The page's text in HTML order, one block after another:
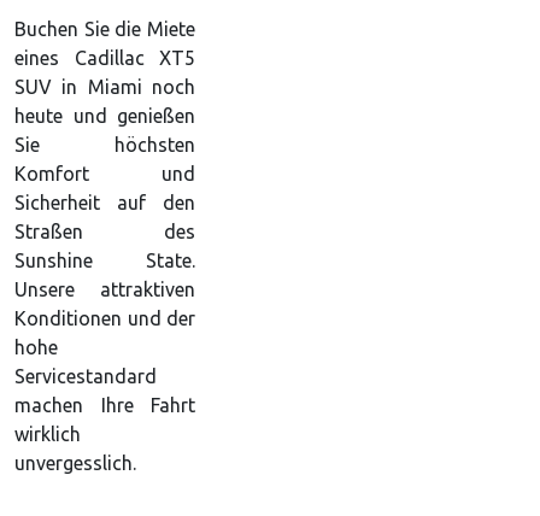
Buchen Sie die Miete
eines Cadillac XT5
SUV in Miami noch
heute und genießen
Sie höchsten
Komfort und
Sicherheit auf den
Straßen des
Sunshine State.
Unsere attraktiven
Konditionen und der
hohe
Servicestandard
machen Ihre Fahrt
wirklich
unvergesslich.